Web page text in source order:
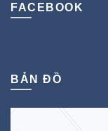
FACEBOOK
BẢN ĐỒ